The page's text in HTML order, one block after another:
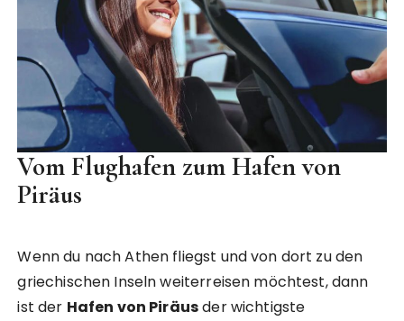
Vom Flughafen zum Hafen von
Piräus
Wenn du nach Athen fliegst und von dort zu den
griechischen Inseln weiterreisen möchtest, dann
ist der Hafen von Piräusder wichtigste